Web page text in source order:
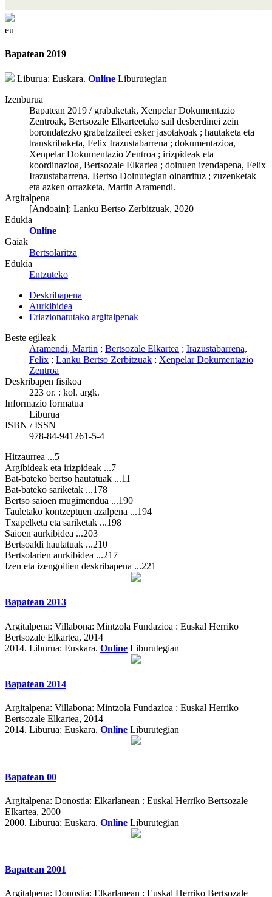
eu
Bapatean 2019
Liburua: Euskara. Online Liburutegian
Izenburua
Bapatean 2019 / grabaketak, Xenpelar Dokumentazio
Zentroak, Bertsozale Elkarteetako sail desberdinei zein
borondatezko grabatzaileei esker jasotakoak ; hautaketa eta
transkribaketa, Felix Irazustabarrena ; dokumentazioa,
Xenpelar Dokumentazio Zentroa ; irizpideak eta
koordinazioa, Bertsozale Elkartea ; doinuen izendapena, Felix
Irazustabarrena, Bertso Doinutegian oinarrituz ; zuzenketak
eta azken orrazketa, Martin Aramendi.
Argitalpena
[Andoain]: Lanku Bertso Zerbitzuak, 2020
Edukia
Online
Gaiak
Bertsolaritza
Edukia
Entzuteko
Deskribapena
Aurkibidea
Erlazionatutako argitalpenak
Beste egileak
Aramendi, Martin ; Bertsozale Elkartea ; Irazustabarrena,
Felix ; Lanku Bertso Zerbitzuak ; Xenpelar Dokumentazio
Zentroa
Deskribapen fisikoa
223 or. : kol. argk.
Informazio formatua
Liburua
ISBN / ISSN
978-84-941261-5-4
Hitzaurrea ...5
Argibideak eta irizpideak ...7
Bat-bateko bertso hautatuak ...11
Bat-bateko sariketak ...178
Bertso saioen mugimendua ...190
Tauletako kontzeptuen azalpena ...194
Txapelketa eta sariketak ...198
Saioen aurkibidea ...203
Bertsoaldi hautatuak ...210
Bertsolarien aurkibidea ...217
Izen eta izengoitien deskribapena ...221
Bapatean 2013
Argitalpena: Villabona: Mintzola Fundazioa : Euskal Herriko
Bertsozale Elkartea, 2014
2014. Liburua: Euskara. Online Liburutegian
Bapatean 2014
Argitalpena: Villabona: Mintzola Fundazioa : Euskal Herriko
Bertsozale Elkartea, 2014
2014. Liburua: Euskara. Online Liburutegian
Bapatean 00
Argitalpena: Donostia: Elkarlanean : Euskal Herriko Bertsozale
Elkartea, 2000
2000. Liburua: Euskara. Online Liburutegian
Bapatean 2001
Argitalpena: Donostia: Elkarlanean : Euskal Herriko Bertsozale